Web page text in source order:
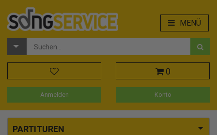
MENÜ
0
Anmelden Konto
PARTITUREN